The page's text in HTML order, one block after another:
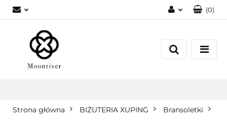
Zarejestruj się
(0)
Strona główna BIŻUTERIA XUPING Bransoletki